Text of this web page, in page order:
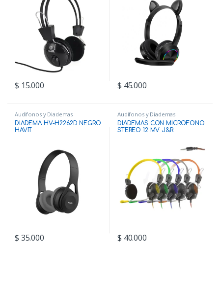
$ 15.000 $ 45.000
Audifonos y Diademas
DIADEMA HV-H2262D NEGRO
HAVIT
$ 35.000
Audifonos y Diademas
DIADEMAS CON MICROFONO
STEREO 12 MV J&R
$ 40.000